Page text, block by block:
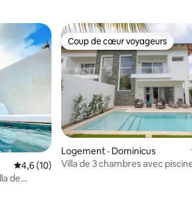
Note moyenne de 4,6 sur 5, 10
4,6 (10)
de
Coup de cœur voyageurs
Coup de cœur voyageurs
Logement · Dominicus
Villa de 3 chambres avec